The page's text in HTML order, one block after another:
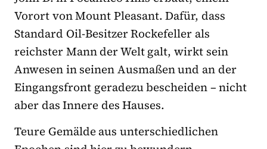
Vorort von Mount Pleasant. Dafür, dass
Standard Oil-Besitzer Rockefeller als
reichster Mann der Welt galt, wirkt sein
Anwesen in seinen Ausmaßen und an der
Eingangsfront geradezu bescheiden – nicht
aber das Innere des Hauses.
Teure Gemälde aus unterschiedlichen